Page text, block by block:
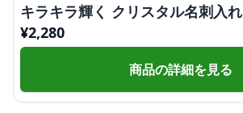
キラキラ輝く クリスタル名刺入れ
¥2,280
商品の詳細を見る